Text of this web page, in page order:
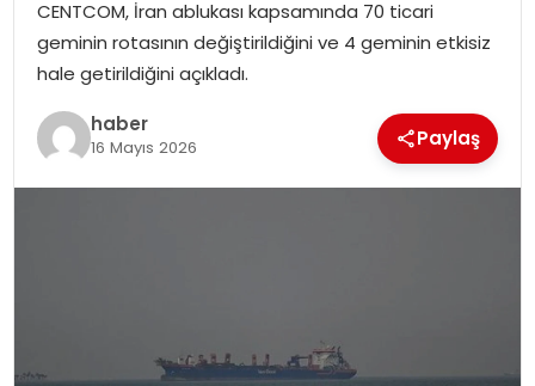
SOSYAL HABER
SPOR
EKONOMI
CENTCOM, İran ablukası kapsamında 70 ticari
geminin rotasının değiştirildiğini ve 4 geminin etkisiz
hale getirildiğini açıkladı.
haber
16 Mayıs 2026 Paylaş